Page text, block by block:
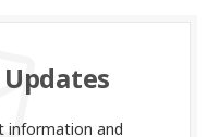
information and